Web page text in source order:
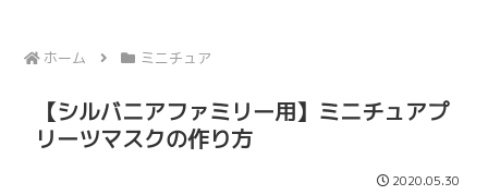
ホーム ミニチュア
【シルバニアファミリー用】ミニチュアプ
リーツマスクの作り方
2020.05.30